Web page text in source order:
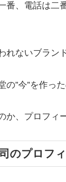
番、電話は
れないブラン
の”今”を作っ
か、プロフィ
のプロフ